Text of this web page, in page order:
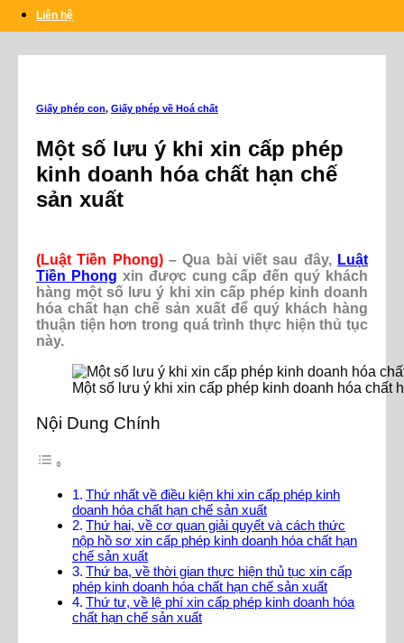
Liên hệ
Giấy phép con, Giấy phép về Hoá chất
Một số lưu ý khi xin cấp phép
kinh doanh hóa chất hạn chế
sản xuất
(Luật Tiền Phong)– Qua bài viết sau đây, Luật
Tiền Phong xin được cung cấp đến quý khách
hàng một số lưu ý khi xin cấp phép kinh doanh
hóa chất hạn chế sản xuất để quý khách hàng
thuận tiện hơn trong quá trình thực hiện thủ tục
này.
Một số lưu ý khi xin cấp phép kinh doanh hóa chất
Nội Dung Chính
Thứ nhất về điều kiện khi xin cấp phép kinh
doanh hóa chất hạn chế sản xuất
Thứ hai, về cơ quan giải quyết và cách thức
nộp hồ sơ xin cấp phép kinh doanh hóa chất hạn
chế sản xuất
Thứ ba, về thời gian thực hiện thủ tục xin cấp
phép kinh doanh hóa chất hạn chế sản xuất
Thứ tư, về lệ phí xin cấp phép kinh doanh hóa
chất hạn chế sản xuất